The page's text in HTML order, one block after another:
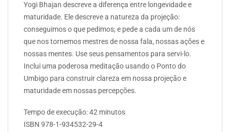
Yogi Bhajan descreve a diferença entre longevidade e
maturidade. Ele descreve a natureza da projeção:
conseguimos o que pedimos; e pede a cada um de nós
que nos tornemos mestres de nossa fala, nossas ações e
nossas mentes. Use seus pensamentos para servi-lo.
Inclui uma poderosa meditação usando o Ponto do
Umbigo para construir clareza em nossa projeção e
maturidade em nossas percepções.
Tempo de execução: 42 minutos
ISBN 978-1-934532-29-4